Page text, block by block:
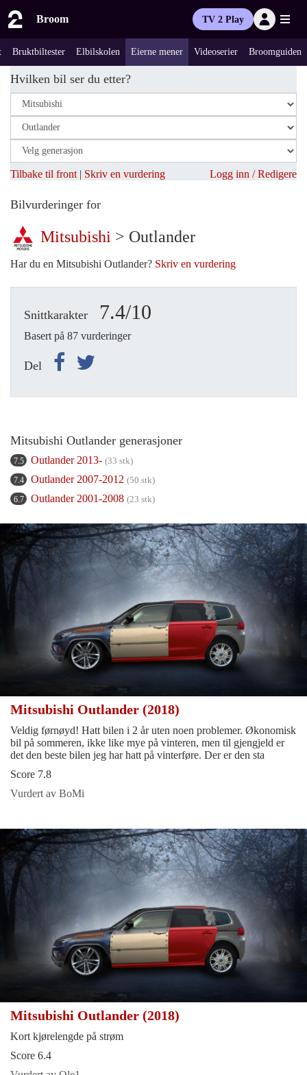
Broom TV 2 Play
Bruktbiltester Elbilskolen Eierne mener Videoserier Broomguiden
Hvilken bil ser du etter?
Tilbake til front | Skriv en vurdering Logg inn / Redigere
Bilvurderinger for
Mitsubishi > Outlander
Har du en Mitsubishi Outlander? Skriv en vurdering
Snittkarakter 7.4/10
Basert på 87 vurderinger
Del
Mitsubishi Outlander generasjoner
7.5 Outlander 2013- (33 stk)
7.4 Outlander 2007-2012 (50 stk)
6.7 Outlander 2001-2008 (23 stk)
Mitsubishi Outlander (2018)
Veldig førnøyd! Hatt bilen i 2 år uten noen problemer. Økonomisk
bil på sommeren, ikke like mye på vinteren, men til gjengjeld er
det den beste bilen jeg har hatt på vinterføre. Der er den sta
Score 7.8
Vurdert av BoMi
Mitsubishi Outlander (2018)
Kort kjørelengde på strøm
Score 6.4